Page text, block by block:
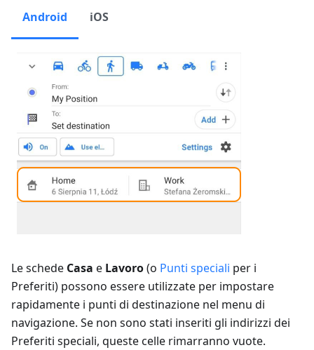
Android iOS
Le schede Casa e Lavoro(o Punti speciali per i
Preferiti) possono essere utilizzate per impostare
rapidamente i punti di destinazione nel menu di
navigazione. Se non sono stati inseriti gli indirizzi dei
Preferiti speciali, queste celle rimarranno vuote.